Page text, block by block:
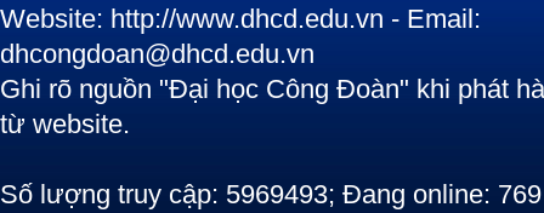
Website: http://www.dhcd.edu.vn - Email:
dhcongdoan@dhcd.edu.vn
Ghi rõ nguồn "Đại học Công Đoàn" khi phát
từ website.
Số lượng truy cập: 5969493; Đang online: 769